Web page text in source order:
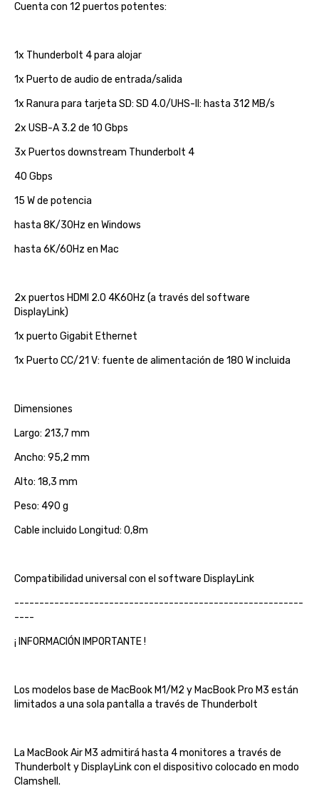
Cuenta con 12 puertos potentes:
1x Thunderbolt 4 para alojar
1x Puerto de audio de entrada/salida
1x Ranura para tarjeta SD: SD 4.0/UHS-II: hasta 312 MB/s
2x USB-A 3.2 de 10 Gbps
3x Puertos downstream Thunderbolt 4
40 Gbps
15 W de potencia
hasta 8K/30Hz en Windows
hasta 6K/60Hz en Mac
2x puertos HDMI 2.0 4K60Hz (a través del software
DisplayLink)
1x puerto Gigabit Ethernet
1x Puerto CC/21 V: fuente de alimentación de 180 W incluida
Dimensiones
Largo: 213,7 mm
Ancho: 95,2 mm
Alto: 18,3 mm
Peso: 490 g
Cable incluido Longitud: 0,8m
Compatibilidad universal con el software DisplayLink
----------------------------------------------------------
----
¡ INFORMACIÓN IMPORTANTE !
Los modelos base de MacBook M1/M2 y MacBook Pro M3 están
limitados a una sola pantalla a través de Thunderbolt
La MacBook Air M3 admitirá hasta 4 monitores a través de
Thunderbolt y DisplayLink con el dispositivo colocado en modo
Clamshell.